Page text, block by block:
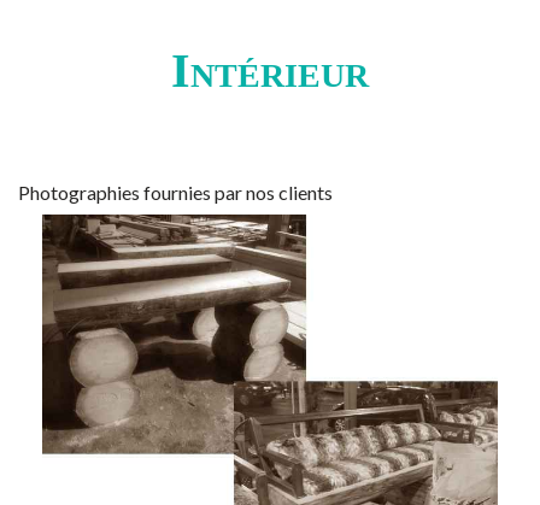
Intérieur
Photographies fournies par nos clients